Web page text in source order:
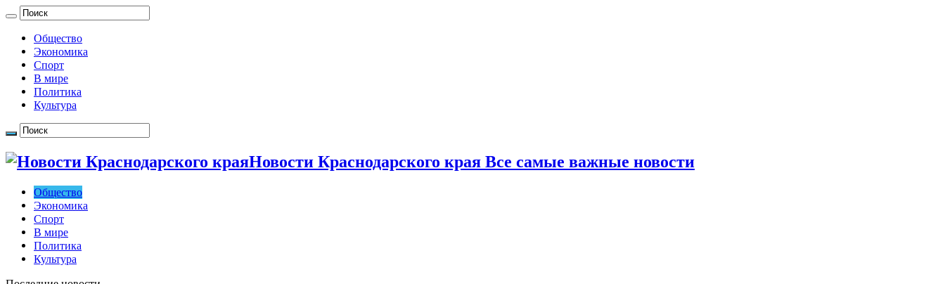
Общество
Экономика
Спорт
В мире
Политика
Культура
Новости Краснодарского края Все самые важные новости
Общество
Экономика
Спорт
В мире
Политика
Культура